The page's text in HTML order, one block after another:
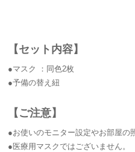
【セット内容】
●マスク ：同色2枚
●予備の替え紐
【ご注意】
●お使いのモニター設定やお部屋の
●医療用マスクではございません。